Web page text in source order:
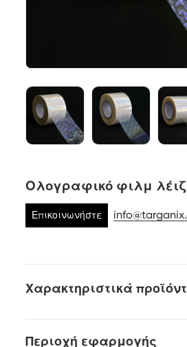
Ολογραφικό φιλμ
Επικοινωνήστε
Χαρακτηριστικά
Περιοχή εφαρμογής